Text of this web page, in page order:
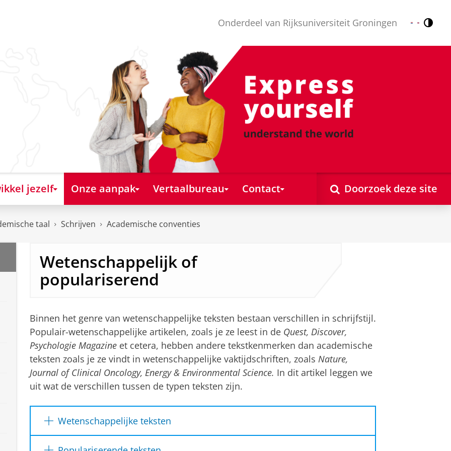
Onderdeel van Rijksuniversiteit Groningen Nederlands
English
jezelf Onze aanpak Vertaalbureau Contact Doorzoek deze site
taal Schrijven Academische conventies
Wetenschappelijk of
populariserend
Binnen het genre van wetenschappelijke teksten bestaan verschillen in schrijfstijl.
Populair-wetenschappelijke artikelen, zoals je ze leest in de Quest, Discover,
Psychologie Magazineet cetera, hebben andere tekstkenmerken dan academische
teksten zoals je ze vindt in wetenschappelijke vaktijdschriften, zoals Nature,
Journal of Clinical Oncology, Energy & Environmental Science. In dit artikel leggen we
uit wat de verschillen tussen de typen teksten zijn.
Wetenschappelijke teksten
Wetenschappelijke teksten worden vaak gepubliceerd in vaktijdschriften,